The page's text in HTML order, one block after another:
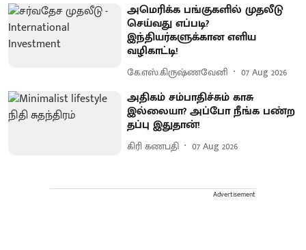
அமெரிக்க பங்குகளில் முதலீடு
செய்வது எப்படி?
இந்தியர்களுக்கான எளிய
வழிகாட்டி!
கே.எஸ்.கிருஷ்ணவேனி 07 Aug 2026
அதிகம் சம்பாதிச்சும் காசு
இல்லையா? அப்போ நீங்க பண்ற
தப்பு இதுதான்!
கிரி கணபதி 07 Aug 2026
Advertisement